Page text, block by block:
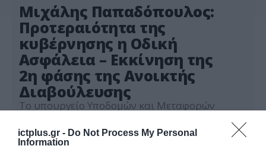
ictplus.gr - Do Not Process My Personal
Information
Μιχάλης Παπαδόπουλος:
Προτεραιότητα της
κυβέρνησης η Οδική
Ασφάλεια – Εκκίνηση της
2η φάσης της Ανοικτής
Διαβούλευσης
Το υπουργείο Υποδομών και Μεταφορών
ανοιχτής Διαβούλευσης με δημόσιους φορείς
και μη που εμπλέκονται στην οδική ασφάλεια,
16.05.2022